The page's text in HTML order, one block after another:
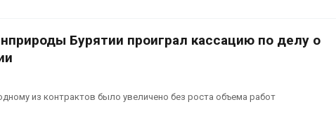
Бурятии проиграл кассацию по делу о
из контрактов было увеличено без роста объема работ